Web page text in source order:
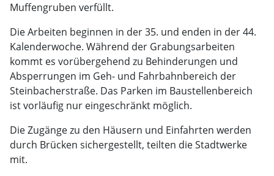
Muffengruben verfüllt.
Die Arbeiten beginnen in der 35. und enden in der 44.
Kalenderwoche. Während der Grabungsarbeiten
kommt es vorübergehend zu Behinderungen und
Absperrungen im Geh- und Fahrbahnbereich der
Steinbacherstraße. Das Parken im Baustellenbereich
ist vorläufig nur eingeschränkt möglich.
Die Zugänge zu den Häusern und Einfahrten werden
durch Brücken sichergestellt, teilten die Stadtwerke
mit.